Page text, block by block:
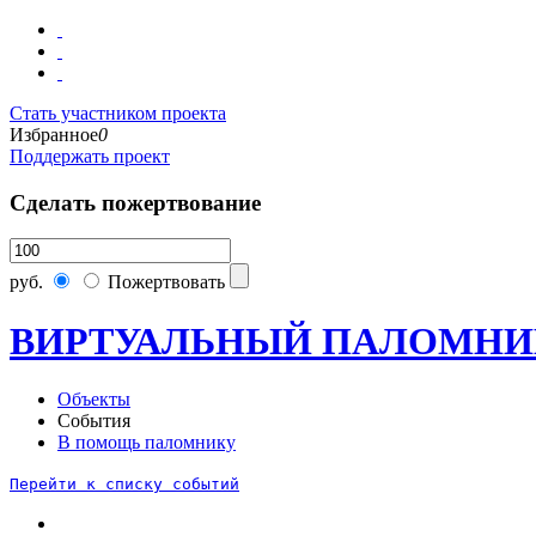
Стать участником проекта
Избранное0
Поддержать проект
Сделать пожертвование
руб. Пожертвовать
ВИРТУАЛЬНЫЙ
Объекты
События
В помощь паломнику
Перейти к списку событий